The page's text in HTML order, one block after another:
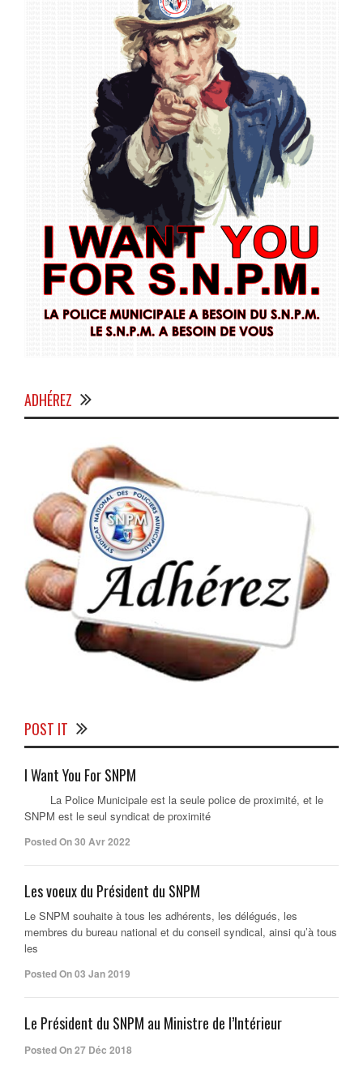
ADHÉREZ
POST IT
I Want You For SNPM
La Police Municipale est la seule police de proximité, et le
SNPM est le seul syndicat de proximité
Posted On 30 Avr 2022
Les voeux du Président du SNPM
Le SNPM souhaite à tous les adhérents, les délégués, les
membres du bureau national et du conseil syndical, ainsi qu’à tous
les
Posted On 03 Jan 2019
Le Président du SNPM au Ministre de l’Intérieur
Posted On 27 Déc 2018